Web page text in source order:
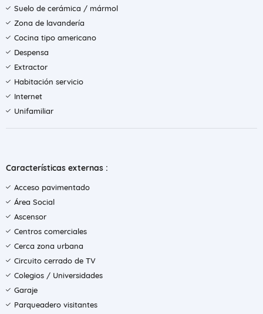
Suelo de cerámica / mármol
Zona de lavandería
Cocina tipo americano
Despensa
Extractor
Habitación servicio
Internet
Unifamiliar
Características externas :
Acceso pavimentado
Área Social
Ascensor
Centros comerciales
Cerca zona urbana
Circuito cerrado de TV
Colegios / Universidades
Garaje
Parqueadero visitantes